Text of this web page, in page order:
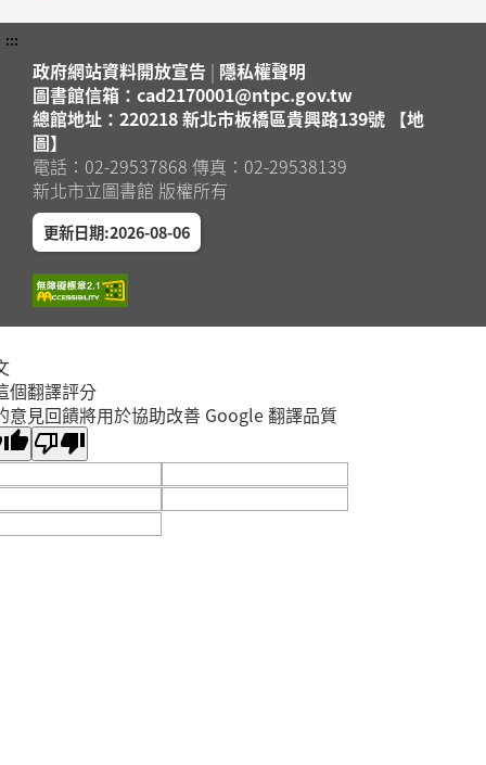
淡水區
溫暖冒險--科學實驗室
2026年08月29日
淡水竹圍分館
淡水區
場115年8月國小多元
閱讀主題研習班《心的
故事樹—從書頁開始的
溫暖冒險--科學實驗室
淡水竹圍分館
淡水區
閱讀主題研習班《心的
溫暖冒險--科學實驗室
裡的放電章魚》
2026年08月29日
:::
政府網站資料開放宣告 | 隱私權聲明
圖書館信箱：cad2170001@ntpc.gov.tw
總館地址：220218 新北市板橋區貴興路139號 【地
圖】
電話：02-29537868 傳真：02-29538139
新北市立圖書館 版權所有
更新日期:2026-08-06
個翻譯評分
意見回饋將用於協助改善 Google 翻譯品質